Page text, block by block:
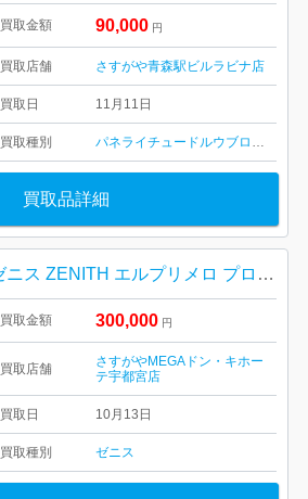
買取金額 90,000 円
買取店舗 さすがや青森駅ビルラビナ店
買取日 11月11日
買取種別 パネライチュードルウブロ ロンジン
買取品詳細
ゼニス ZENITH エルプリメロ プロ デルッカ 02.1310.400 時計
買取金額 300,000 円
買取店舗
さすがやMEGAドン・キホー
テ宇都宮店
買取日 10月13日
買取種別 ゼニス